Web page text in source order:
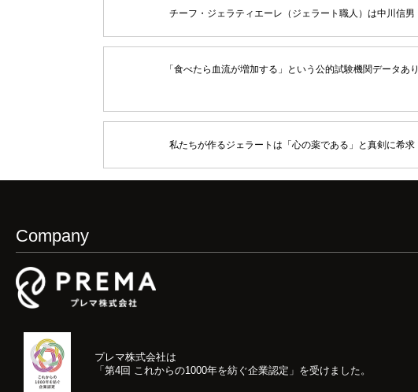
チーフ・ジェラティエーレ（ジェラート職人）は中川信男
「食べたら血流が増加する」という公的試験機関データあり
私たちが作るジェラートは「心の薬である」と真剣に希求
Company
プレマ株式会社は
「第4回 これからの1000年を紡ぐ企業認定」 を受けました。